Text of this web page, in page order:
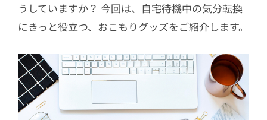
うしていますか？ 今回は、自宅待機中の気分転換
にきっと役立つ、おこもりグッズをご紹介します。